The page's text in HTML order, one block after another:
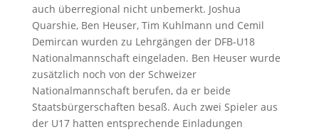
auch überregional nicht unbemerkt. Joshua
Quarshie, Ben Heuser, Tim Kuhlmann und Cemil
Demircan wurden zu Lehrgängen der DFB-U18
Nationalmannschaft eingeladen. Ben Heuser wurde
zusätzlich noch von der Schweizer
Nationalmannschaft berufen, da er beide
Staatsbürgerschaften besaß. Auch zwei Spieler aus
der U17 hatten entsprechende Einladungen